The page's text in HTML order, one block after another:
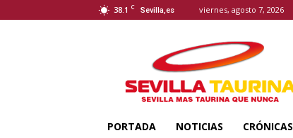
38.1 C Sevilla,es viernes, agosto 7, 2026
Taurina
PORTADA NOTICIAS CRÓNICAS